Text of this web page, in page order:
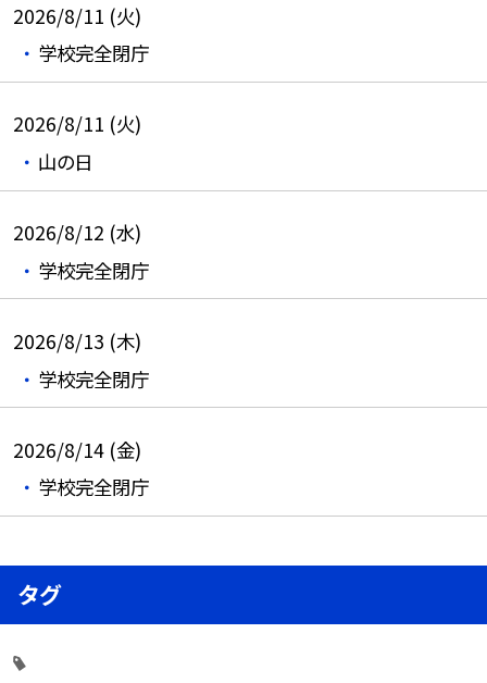
2026/8/11 (火)
学校完全閉庁
2026/8/11 (火)
山の日
2026/8/12 (水)
学校完全閉庁
2026/8/13 (木)
学校完全閉庁
2026/8/14 (金)
学校完全閉庁
タグ